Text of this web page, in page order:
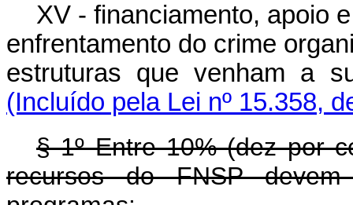
XV - financiamento, apoio
enfrentamento do crime
estruturas que venham a
(Incluído pela Lei nº 15.358,
§ 1º Entre 10% (dez por
recursos do FNSP